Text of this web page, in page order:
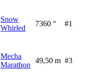
Snow
Whirled
7360 ° #1
Mecha
Marathon
49,50 m #3